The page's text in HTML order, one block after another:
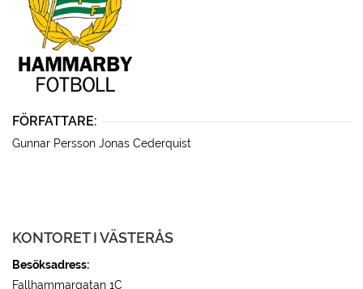
FÖRFATTARE:
Gunnar Persson Jonas Cederquist
KONTORET I VÄSTERÅS
Besöksadress:
Fallhammargatan 1C